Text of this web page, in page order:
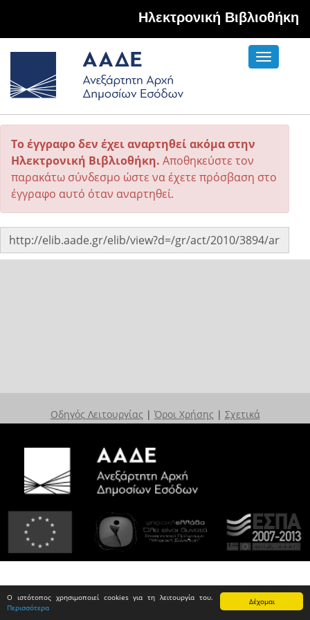
Δέχομαι
Ο ιστότοπος χρησιμοποιεί cookies για τη λειτουργία του.
Περισσότερα
Hλεκτρονική Βιβλιοθήκη
Toggle
Το έγγραφο δεν έχει αναρτηθεί ακόμα στην
Ηλεκτρονική Βιβλιοθήκη. Αποθηκεύστε τον
παρακάτω σύνδεσμο ώστε να έχετε πρόσβαση στο
έγγραφο αυτό όταν αναρτηθεί.
Οδηγός Λειτουργίας | Όροι Χρήσης | Σχετικά